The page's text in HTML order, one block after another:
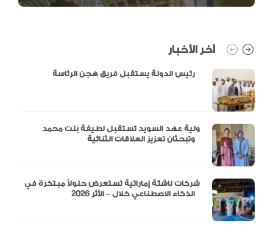
آخر الأخبار
ولية عهد السويد تستقبل لطيفة بنت محمد
شركات ناشئة إماراتية تستعرض حلولاً مبتكرة في